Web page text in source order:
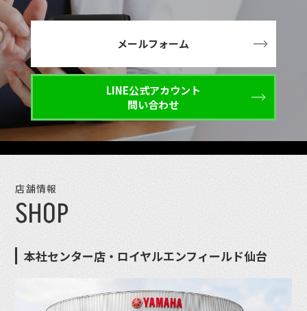
メールフォーム
LINE公式アカウント
問い合わせ
店舗情報
SHOP
本社センター店・ロイヤルエンフィールド仙台